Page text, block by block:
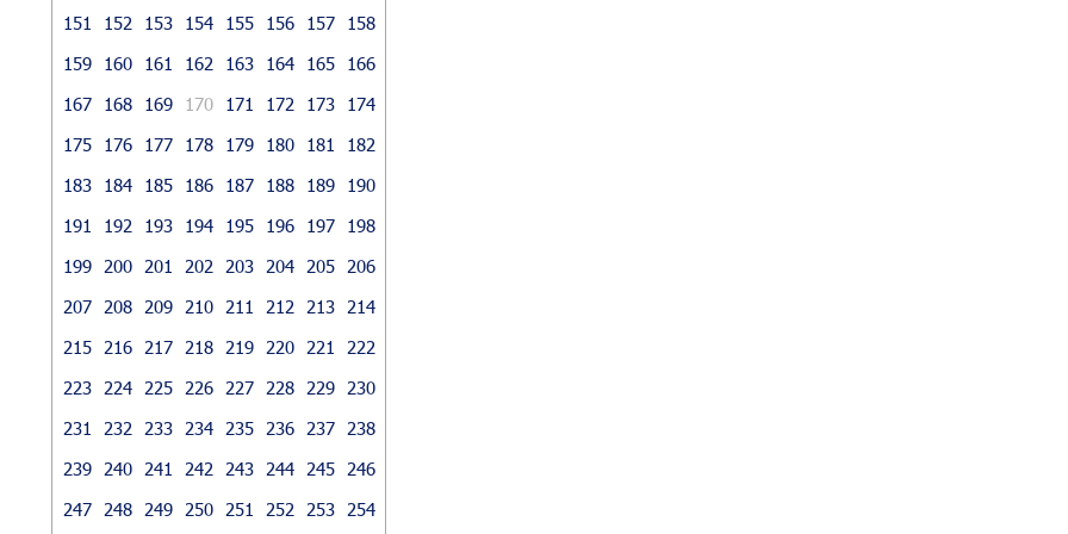
151 152 153 154 155 156 157
158
159
160 161 162 163 164 165
166
167
168 169 170 171 172 173
174
175
176 177 178 179 180 181
182
183
184 185 186 187 188 189
190
191
192 193 194 195 196 197
198
199
200 201 202 203 204 205
206
207
208 209 210 211 212 213
214
215
216 217 218 219 220 221
222
223
224 225 226 227 228 229
230
231
232 233 234 235 236 237
238
239
240 241 242 243 244 245
246
247
248 249 250 251 252 253 254